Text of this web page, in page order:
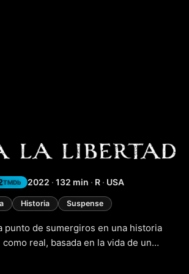
TMDb 2022 · 132 min · R · USA
Historia Suspense
punto de sumergiros en una historia
real, basada en la vida de un
a arriesgarlo todo por su familia y por